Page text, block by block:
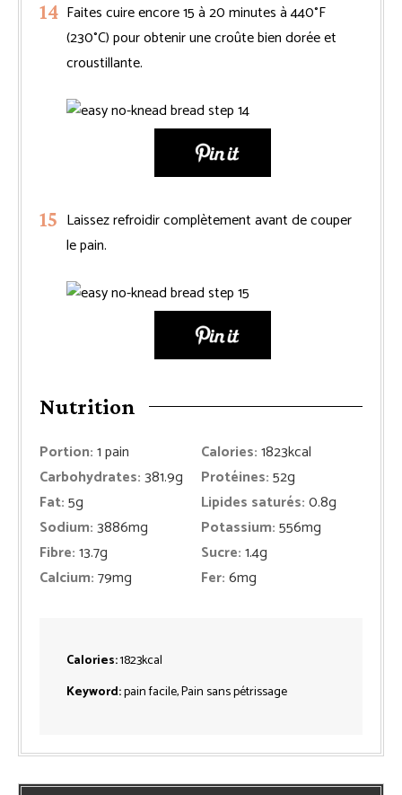
Faites cuire encore 15 à 20 minutes à 440°F
(230°C) pour obtenir une croûte bien dorée et
croustillante.
Laissez refroidir complètement avant de couper
le pain.
Nutrition
Portion:1pain Calories:1823kcal
Carbohydrates:381.9g Protéines:52g
Fat:5g Lipides saturés:0.8g
Sodium:3886mg Potassium:556mg
Fibre:13.7g Sucre:1.4g
Calcium:79mg Fer:6mg
Calories:1823kcal
Keyword:pain facile, Pain sans pétrissage